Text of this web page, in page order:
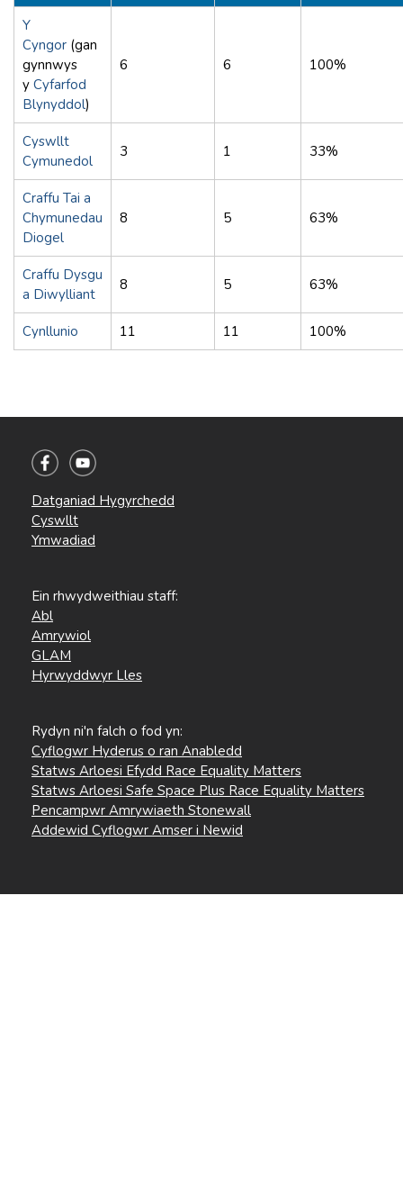
Y
Cyngor (gan
gynnwys
y Cyfarfod
Blynyddol)
6 6 100%
Cyswllt
Cymunedol
3 1 33%
Craffu Tai a
Chymunedau
Diogel
8 5 63%
Craffu Dysgu
a Diwylliant
8 5 63%
Cynllunio 11 11 100%
Datganiad Hygyrchedd
Cyswllt
Ymwadiad
Ein rhwydweithiau staff:
Abl
Amrywiol
GLAM
Hyrwyddwyr Lles
Rydyn ni'n falch o fod yn:
Cyflogwr Hyderus o ran Anabledd
Statws Arloesi Efydd Race Equality Matters
Statws Arloesi Safe Space Plus Race Equality Matters
Pencampwr Amrywiaeth Stonewall
Addewid Cyflogwr Amser i Newid